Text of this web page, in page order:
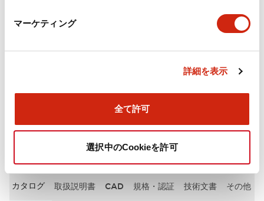
マーケティング
詳細を表示
全て許可
選択中のCookieを許可
ドキュメントとファイル
カタログ 取扱説明書 CAD 規格・認証 技術文書 その他